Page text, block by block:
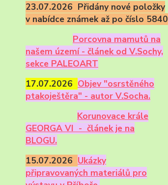
23.07.2026 Přidány nové položky
v nabídce známek až po číslo 5840
Porcovna mamutů na
našem území - článek od V.Sochy,
sekce PALEOART
17.07.2026 Objev "osrstěného
ptakoještěra" - autor V.Socha.
Korunovace krále
GEORGA VI - článek je na
BLOGU.
15.07.2026 Ukázky
připravovaných materiálů pro